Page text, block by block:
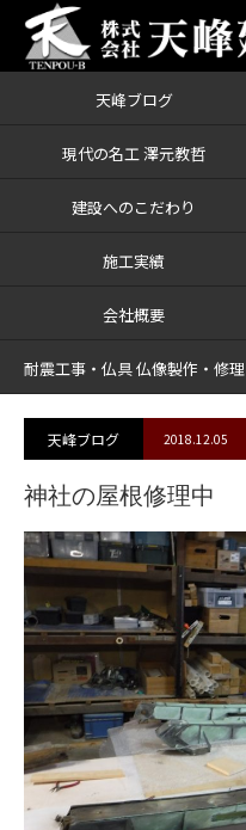
天峰ブログ
現代の名工 澤元教哲
建設へのこだわり
施工実績
会社概要
耐震工事・仏具 仏像製作・修理
ブログ 神社の屋根修理中
天峰ブログ 2018.12.05
神社の屋根修理中